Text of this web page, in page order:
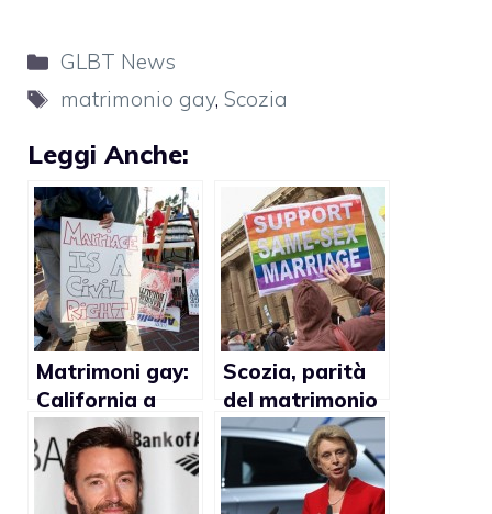
Categorie
GLBT News
Tag
matrimonio gay,Scozia
Leggi Anche:
Matrimoni gay:
California a
favore
Scozia, parità
del matrimonio
gay entro il
2013